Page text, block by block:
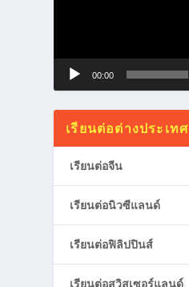
00:00
เรียนต่อต่างประเทศ
เรียนต่อจีน
เรียนต่อนิวซีแลนด์
เรียนต่อฟิลิปปินส์
เรียนต่อสวิสเซอร์แลนด์